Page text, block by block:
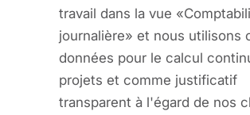
travail dans la vue
journalière» et nous utilisons
données pour le calcul
projets et comme justificatif
transparent à l'égard de nos